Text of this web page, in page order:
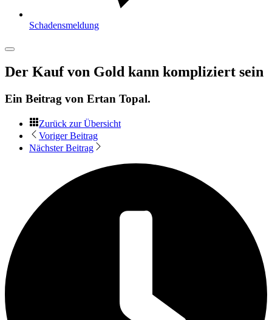
Schadensmeldung
Der Kauf von Gold kann kompliziert sein
Ein Beitrag von Ertan Topal.
Zurück zur Übersicht
Voriger Beitrag
Nächster Beitrag